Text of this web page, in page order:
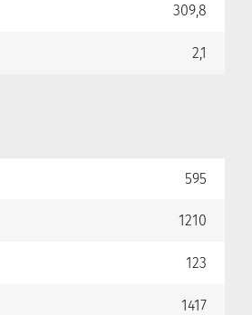
309,8
2,1
595
1210
123
1417